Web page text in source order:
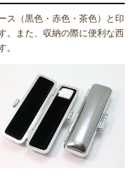
ス（黒色・赤色・茶色）と印
。また、収納の際に便利な西
。